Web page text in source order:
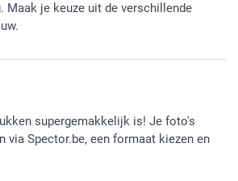
Maak je keuze uit de verschillende
supergemakkelijk is! Je foto's
via Spector.be, een formaat kiezen en